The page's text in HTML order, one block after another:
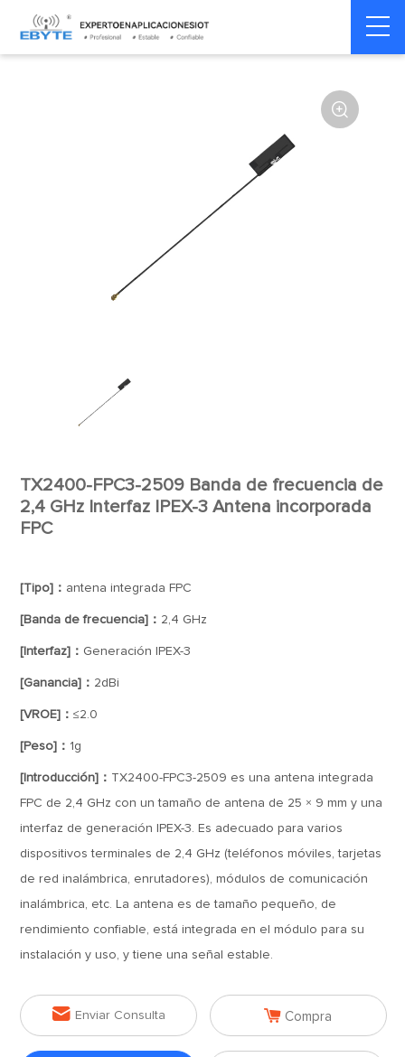
Home > Accesorios > Antena

TX2400-FPC3-2509 Banda de frecuencia de
2,4 GHz Interfaz IPEX-3 Antena incorporada
FPC
[Tipo]： antena integrada FPC
[Banda de frecuencia]： 2,4 GHz
[Interfaz]： Generación IPEX-3
[Ganancia]： 2dBi
[VROE]：≤2.0
[Peso]： 1g
[Introducción]： TX2400-FPC3-2509 es una antena integrada
FPC de 2,4 GHz con un tamaño de antena de 25 × 9 mm y una
interfaz de generación IPEX-3. Es adecuado para varios
dispositivos terminales de 2,4 GHz (teléfonos móviles, tarjetas
de red inalámbrica, enrutadores), módulos de comunicación
inalámbrica, etc. La antena es de tamaño pequeño, de
rendimiento confiable, está integrada en el módulo para su
instalación y uso, y tiene una señal estable.
 Enviar Consulta  Compra